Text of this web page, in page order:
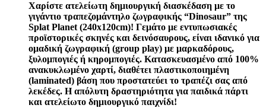
Χαρίστε ατελείωτη δημιουργική διασκέδαση με το
γιγάντιο τραπεζομάντηλο ζωγραφικής “Dinosaur” της
Splat Planet (240x120cm)! Γεμάτο με εντυπωσιακές
προϊστορικές σκηνές και δεινόσαυρους, είναι ιδανικό για
ομαδική ζωγραφική (group play) με μαρκαδόρους,
ξυλομπογιές ή κηρομπογιές. Κατασκευασμένο από 100%
ανακυκλωμένο χαρτί, διαθέτει πλαστικοποιημένη
(laminated) βάση που προστατεύει το τραπέζι σας από
λεκέδες. Η απόλυτη δραστηριότητα για παιδικά πάρτι
και ατελείωτο δημιουργικό παιχνίδι!